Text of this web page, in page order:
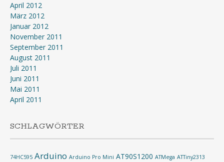
April 2012
März 2012
Januar 2012
November 2011
September 2011
August 2011
Juli 2011
Juni 2011
Mai 2011
April 2011
SCHLAGWÖRTER
74HC595 Arduino Arduino Pro Mini AT90S1200 ATMega ATTiny2313